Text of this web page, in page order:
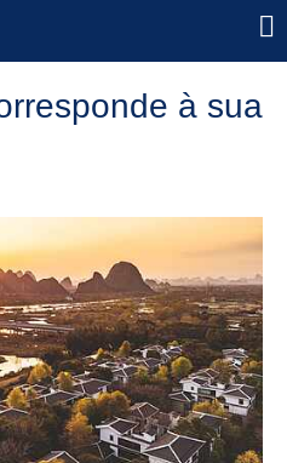
à sua